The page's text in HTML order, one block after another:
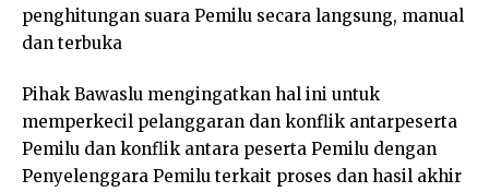
penghitungan suara Pemilu secara langsung, manual
dan terbuka
Pihak Bawaslu mengingatkan hal ini untuk
memperkecil pelanggaran dan konflik antarpeserta
Pemilu dan konflik antara peserta Pemilu dengan
Penyelenggara Pemilu terkait proses dan hasil akhir